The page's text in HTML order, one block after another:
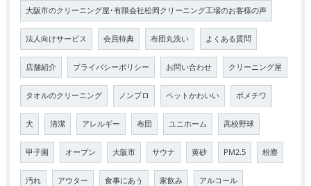
大阪市のクリーニング屋･有限会社松岡クリーニング工場のお客様の声
法人向けサービス 会員特典 布団丸洗い よくある質問
店舗紹介 プライバシーポリシー お問い合わせ クリーニング屋
タオルのクリーニング ノンプロ ペットかわいい ポメチワ
犬 清潔 アレルギー 布団 ユニホーム 高校野球
甲子園 オープン 大阪市 サウナ 黄砂 PM2.5 粉塵
汚れ アウター 食事にあう 家飲み アルコール